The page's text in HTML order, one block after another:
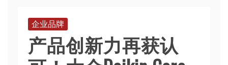
企业品牌
产品创新力再获认